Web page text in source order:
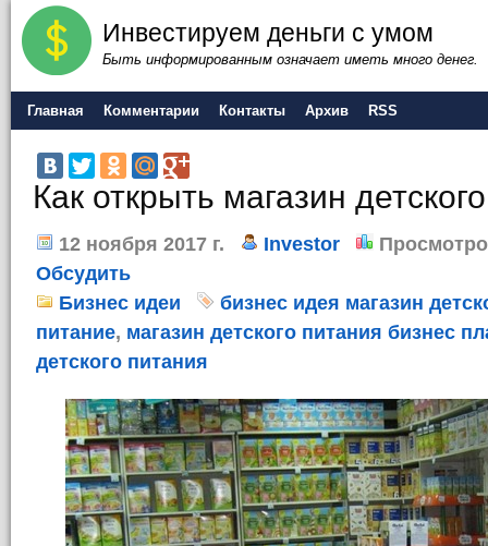
Инвестируем деньги с умом
Быть информированным означает иметь много денег.
Главная Комментарии Контакты Архив RSS
Как открыть магазин
12 ноября 2017 г. Investor
Обсудить
Бизнес идеи
бизнес идея магазин
питание, магазин детского питания бизнес
детского питания